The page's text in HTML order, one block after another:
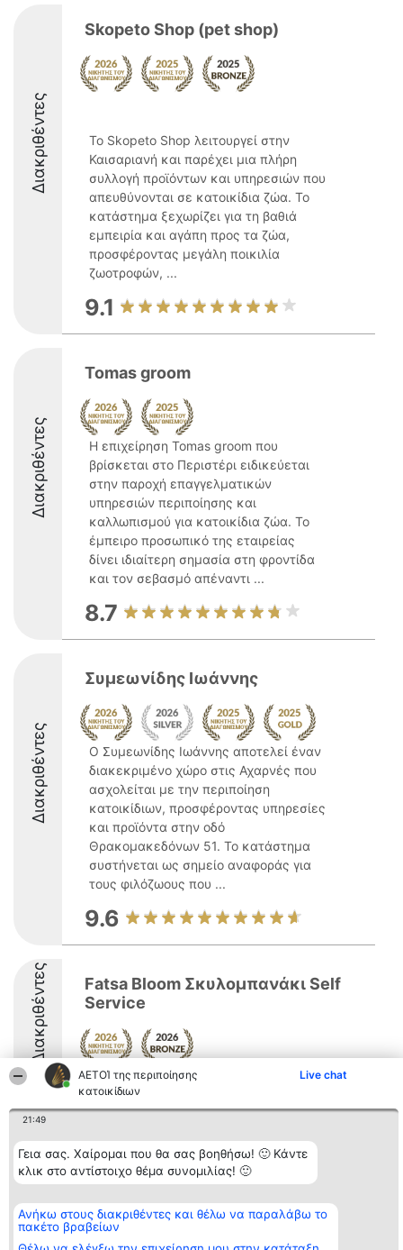
ΑΕΤΟΊ της περιποίησης
κατοικίδιων
Live chat
21:49
Γεια σας. Χαίρομαι που θα σας βοηθήσω! 🙂 Κάντε
κλικ στο αντίστοιχο θέμα συνομιλίας! 🙂
Ανήκω στους διακριθέντες και θέλω να παραλάβω το
πακέτο βραβείων
Διακριθέντες
Skopeto Shop (pet shop)
Το Skopeto Shop λειτουργεί στην
Καισαριανή και παρέχει μια πλήρη
συλλογή προϊόντων και υπηρεσιών που
απευθύνονται σε κατοικίδια ζώα. Το
κατάστημα ξεχωρίζει για τη βαθιά
εμπειρία και αγάπη προς τα ζώα,
προσφέροντας μεγάλη ποικιλία
ζωοτροφών, ...
9.1
Διακριθέντες
Tomas groom
Η επιχείρηση Tomas groom που
βρίσκεται στο Περιστέρι ειδικεύεται
στην παροχή επαγγελματικών
υπηρεσιών περιποίησης και
καλλωπισμού για κατοικίδια ζώα. Το
έμπειρο προσωπικό της εταιρείας
δίνει ιδιαίτερη σημασία στη φροντίδα
και τον σεβασμό απέναντι ...
8.7
Διακριθέντες
Συμεωνίδης Ιωάννης
Ο Συμεωνίδης Ιωάννης αποτελεί έναν
διακεκριμένο χώρο στις Αχαρνές που
ασχολείται με την περιποίηση
κατοικίδιων, προσφέροντας υπηρεσίες
και προϊόντα στην οδό
Θρακομακεδόνων 51. Το κατάστημα
συστήνεται ως σημείο αναφοράς για
τους φιλόζωους που ...
9.6
Διακριθέντες
Fatsa Bloom Σκυλομπανάκι Self
Service
9.5
Διοργανωτής της
κατάταξης
BEAUTIFUL COMPANY
ΤΗΛ. ΕΠΙΚΟΙΝΩΝΙΑΣ:
2104128019
email:
Κατάταξη
Διακριθέντες
Λίστα όλων
διακριθέντων
Μεθοδολογία
Επικοινωνία